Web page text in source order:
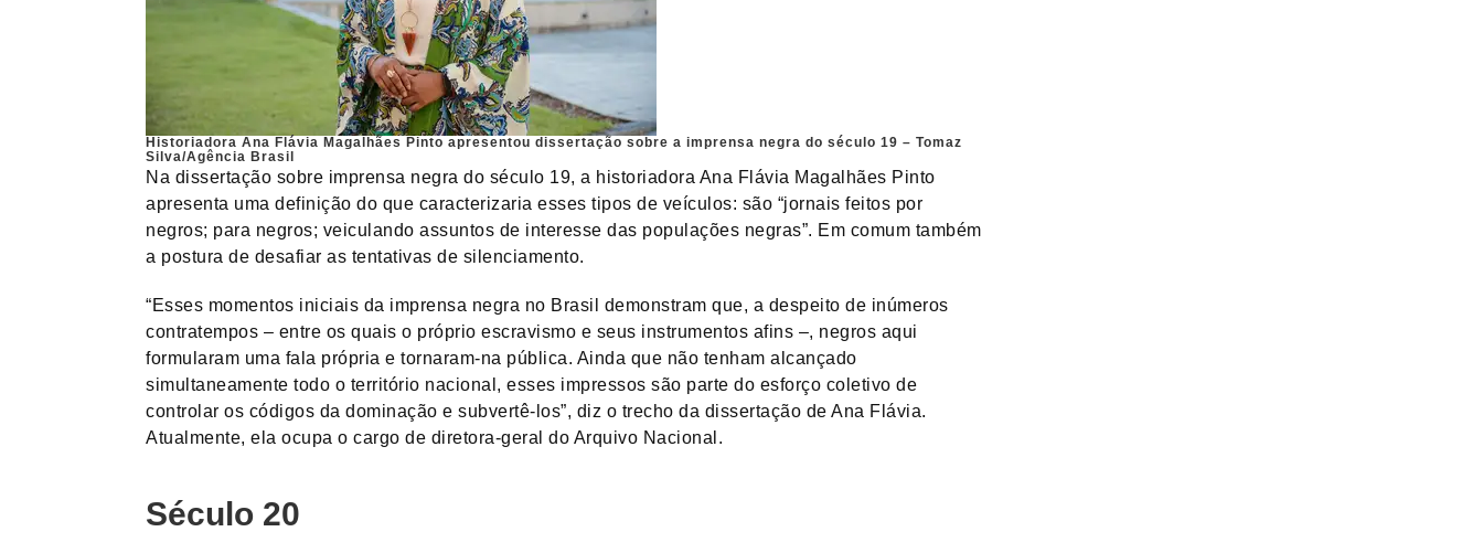
Historiadora Ana Flávia Magalhães Pinto apresentou dissertação sobre a imprensa negra do século 19 – Tomaz
Silva/Agência Brasil
Na dissertação sobre imprensa negra do século 19, a historiadora Ana Flávia Magalhães Pinto
apresenta uma definição do que caracterizaria esses tipos de veículos: são “jornais feitos por
negros; para negros; veiculando assuntos de interesse das populações negras”. Em comum também
a postura de desafiar as tentativas de silenciamento.
“Esses momentos iniciais da imprensa negra no Brasil demonstram que, a despeito de inúmeros
contratempos – entre os quais o próprio escravismo e seus instrumentos afins –, negros aqui
formularam uma fala própria e tornaram-na pública. Ainda que não tenham alcançado
simultaneamente todo o território nacional, esses impressos são parte do esforço coletivo de
controlar os códigos da dominação e subvertê-los”, diz o trecho da dissertação de Ana Flávia.
Atualmente, ela ocupa o cargo de diretora-geral do Arquivo Nacional.
Século 20